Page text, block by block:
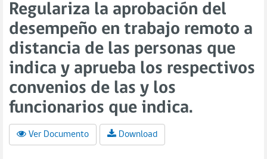
Regulariza la aprobación del
desempeño en trabajo remoto a
distancia de las personas que
indica y aprueba los respectivos
convenios de las y los
funcionarios que indica.
Ver Documento Download